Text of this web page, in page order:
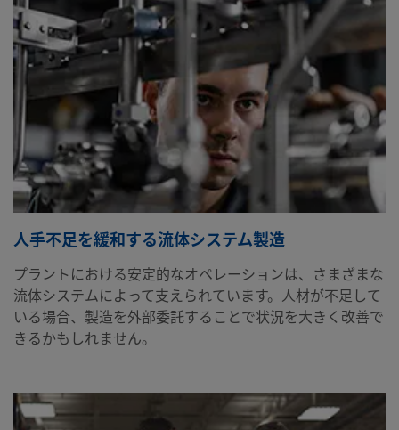
人手不足を緩和する流体システム製造
プラントにおける安定的なオペレーションは、さまざまな
流体システムによって支えられています。人材が不足して
いる場合、製造を外部委託することで状況を大きく改善で
きるかもしれません。